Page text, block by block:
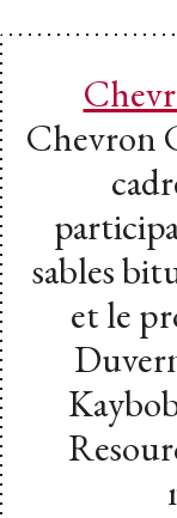
Chevron
sables
et le